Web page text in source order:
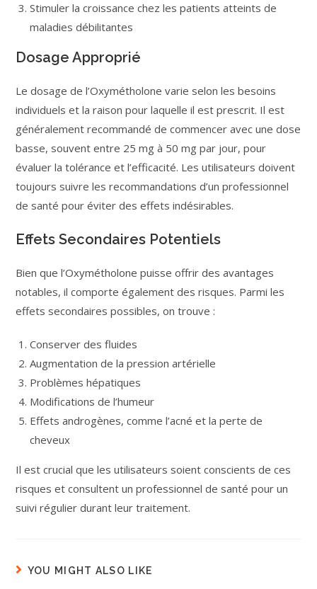
Stimuler la croissance chez les patients atteints de
maladies débilitantes
Dosage Approprié
Le dosage de l’Oxymétholone varie selon les besoins
individuels et la raison pour laquelle il est prescrit. Il est
généralement recommandé de commencer avec une dose
basse, souvent entre 25 mg à 50 mg par jour, pour
évaluer la tolérance et l’efficacité. Les utilisateurs doivent
toujours suivre les recommandations d’un professionnel
de santé pour éviter des effets indésirables.
Effets Secondaires Potentiels
Bien que l’Oxymétholone puisse offrir des avantages
notables, il comporte également des risques. Parmi les
effets secondaires possibles, on trouve :
Conserver des fluides
Augmentation de la pression artérielle
Problèmes hépatiques
Modifications de l’humeur
Effets androgènes, comme l’acné et la perte de
cheveux
Il est crucial que les utilisateurs soient conscients de ces
risques et consultent un professionnel de santé pour un
suivi régulier durant leur traitement.
YOU MIGHT ALSO LIKE